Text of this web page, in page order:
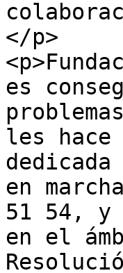
</p>
es
les
en
51 54, y
en el